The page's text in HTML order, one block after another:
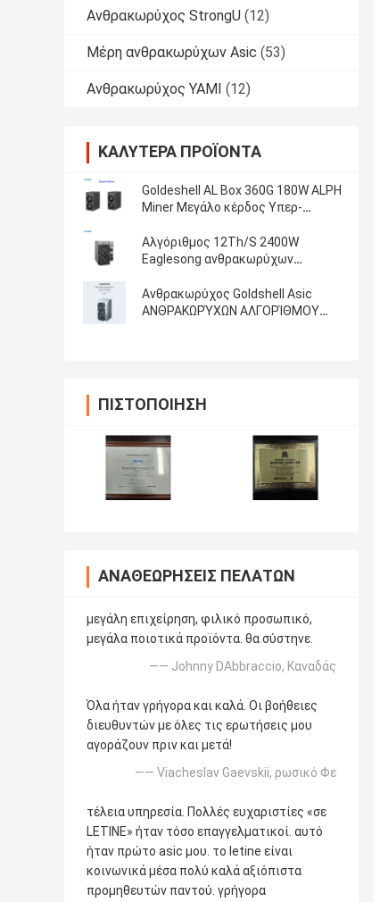
Ανθρακωρύχος StrongU (12)
Μέρη ανθρακωρύχων Asic (53)
Ανθρακωρύχος YAMI (12)
ΚΑΛΎΤΕΡΑ ΠΡΟΪΌΝΤΑ
Goldeshell AL Box 360G 180W ALPH
Miner Μεγάλο κέρδος Υπερ-
για το σπίτι 35db Alephium Miner
Αλγόριθμος 12Th/S 2400W
Eaglesong ανθρακωρύχων
Ανθρακωρύχος Goldshell Asic
ΑΝΘΡΑΚΩΡΎΧΩΝ ΑΛΓΟΡΊΘΜΟΥ
ΠΙΣΤΟΠΟΊΗΣΗ
ΑΝΑΘΕΩΡΉΣΕΙΣ ΠΕΛΑΤΏΝ
μεγάλη επιχείρηση, φιλικό προσωπικό,
μεγάλα ποιοτικά προϊόντα. θα σύστηνε.
—— Johnny DAbbraccio, Καναδάς
Όλα ήταν γρήγορα και καλά. Οι βοήθειες
διευθυντών με όλες τις ερωτήσεις μου
αγοράζουν πριν και μετά!
—— Viacheslav Gaevskii, ρωσικό Φε
τέλεια υπηρεσία. Πολλές ευχαριστίες «σε
LETINE» ήταν τόσο επαγγελματικοί. αυτό
ήταν πρώτο asic μου. το letine είναι
κοινωνικά μέσα πολύ καλά αξιόπιστα
προμηθευτών παντού. γρήγορα